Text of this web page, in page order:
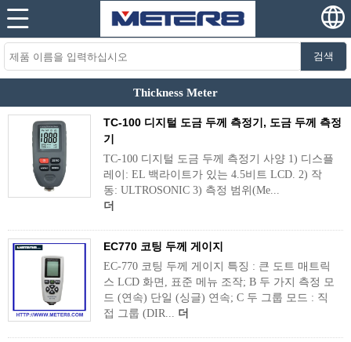
검색
Thickness Meter
TC-100 디지털 도금 두께 측정기, 도금 두께 측정
기
TC-100 디지털 도금 두께 측정기 사양 1) 디스플
레이: EL 백라이트가 있는 4.5비트 LCD. 2) 작
동: ULTROSONIC 3) 측정 범위(Me...
더
EC770 코팅 두께 게이지
EC-770 코팅 두께 게이지 특징 : 큰 도트 매트릭
스 LCD 화면, 표준 메뉴 조작; B 두 가지 측정 모
드 (연속) 단일 (싱글) 연속; C 두 그룹 모드 : 직
접 그룹 (DIR... 더